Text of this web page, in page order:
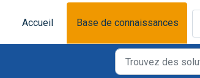
Accueil Base de connaissances